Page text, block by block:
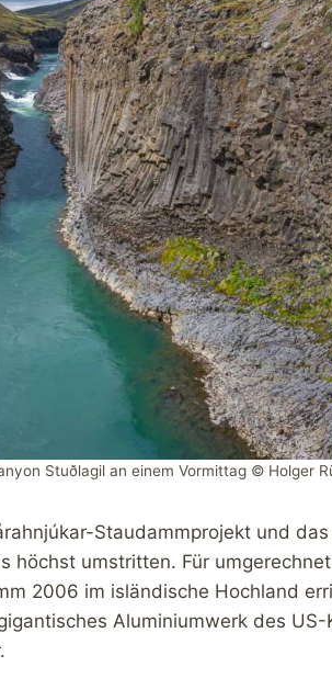
Stuðlagil an einem Vormittag © Holger
Staudammprojekt und
höchst umstritten. Für
2006 im isländische Hochland
Aluminiumwerk des US-